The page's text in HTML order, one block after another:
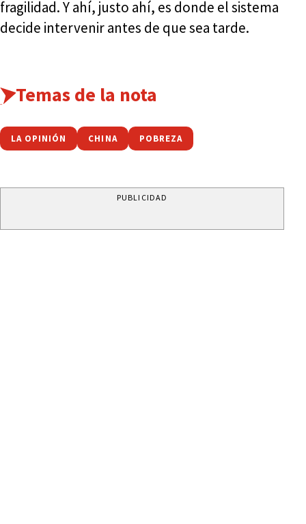
fragilidad. Y ahí, justo ahí, es donde el sistema
decide intervenir antes de que sea tarde.
Temas de la nota
LA OPINIÓN CHINA POBREZA
PUBLICIDAD